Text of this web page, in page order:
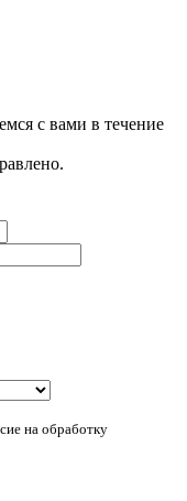
с вами в течение
на обработку